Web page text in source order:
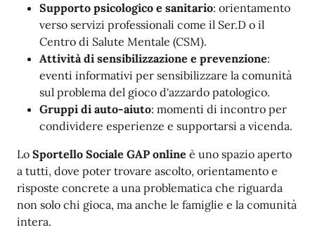
Supporto psicologico e sanitario: orientamento
verso servizi professionali come il Ser.D o il
Centro di Salute Mentale (CSM).
Attività di sensibilizzazione e prevenzione:
eventi informativi per sensibilizzare la comunità
sul problema del gioco d'azzardo patologico.
Gruppi di auto-aiuto: momenti di incontro per
condividere esperienze e supportarsi a vicenda.
Lo Sportello Sociale GAP online è uno spazio aperto
a tutti, dove poter trovare ascolto, orientamento e
risposte concrete a una problematica che riguarda
non solo chi gioca, ma anche le famiglie e la comunità
intera.